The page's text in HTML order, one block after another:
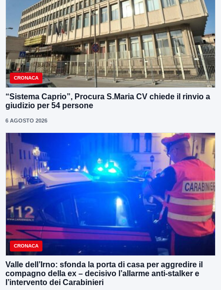
CRONACA
“Sistema Caprio”, Procura S.Maria CV chiede il rinvio a
giudizio per 54 persone
6 AGOSTO 2026
CRONACA
Valle dell’Irno: sfonda la porta di casa per aggredire il
compagno della ex – decisivo l’allarme anti-stalker e
l’intervento dei Carabinieri